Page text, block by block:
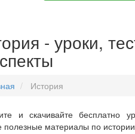
- уроки,
История
и скачивайте бесплатно
полезные материалы по